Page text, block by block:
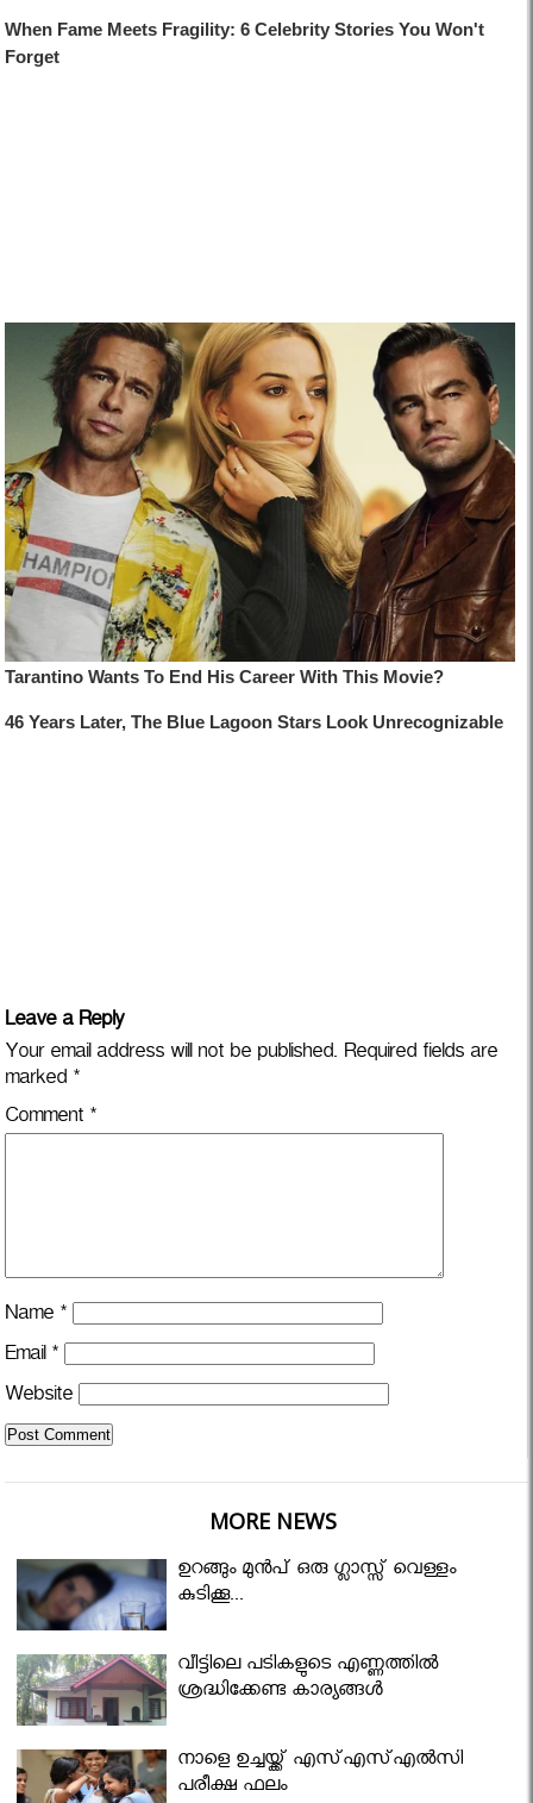
Leave a Reply
Your email address will not be published. Required fields are
marked *
Comment *
Name *
Email *
Website
MORE NEWS
ഉറങ്ങും മുന്‍പ് ഒരു ഗ്ലാസ്സ് വെള്ളം
കുടിക്കൂ...
വീട്ടിലെ പടികളുടെ എണ്ണത്തിൽ
ശ്രദ്ധിക്കേണ്ട കാര്യങ്ങൾ
നാളെ ഉച്ചയ്ക്ക് എസ്എസ്എല്‍സി
പരീക്ഷ ഫലം